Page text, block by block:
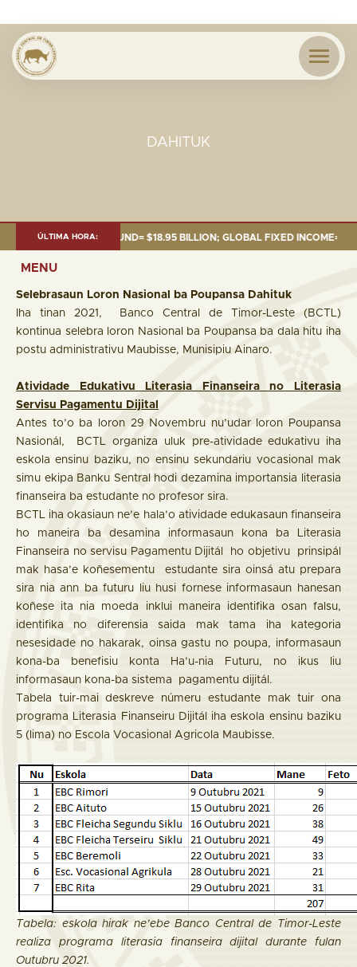
DAHITUK
ÚLTIMA HORA:
FUND= $18.95 BILLION; GLOBAL FIXED INCOME= $12.74 BILLION;
MENU
Selebrasaun Loron Nasional ba Poupansa Dahituk
Iha tinan 2021, Banco Central de Timor-Leste (BCTL)
kontinua selebra loron Nasional ba Poupansa ba dala hitu iha
postu administrativu Maubisse, Munisipiu Ainaro.
Atividade Edukativu Literasia Finanseira no Literasia
Servisu Pagamentu Dijital
Antes to’o ba loron 29 Novembru nu’udar loron Poupansa
Nasionál, BCTL organiza uluk pre-atividade edukativu iha
eskola ensinu baziku, no ensinu sekundariu vocasional mak
simu ekipa Banku Sentral hodi dezamina importansia literasia
finanseira ba estudante no profesor sira.
BCTL iha okasiaun ne’e hala’o atividade edukasaun finanseira
ho maneira ba desamina informasaun kona ba Literasia
Finanseira no servisu Pagamentu Dijitál ho objetivu prinsipál
mak hasa’e koñesementu estudante sira oinsá atu prepara
sira nia ann ba futuru liu husi fornese informasaun hanesan
koñese ita nia moeda inklui maneira identifika osan falsu,
identifika no diferensia saida mak tama iha kategoria
nesesidade no hakarak, oinsa gastu no poupa, informasaun
kona-ba benefisiu konta Ha’u-nia Futuru, no ikus liu
informasaun kona-ba sistema pagamentu dijitál.
Tabela tuir-mai deskreve númeru estudante mak tuir ona
programa Literasia Finanseiru Dijitál iha eskola ensinu baziku
5 (lima) no Escola Vocasional Agricola Maubisse.
Tabela: eskola hirak ne’ebe Banco Central de Timor-Leste
realiza programa literasia finanseira dijital durante fulan
Outubru 2021.